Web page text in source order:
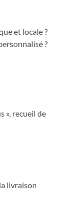
et locale ?
?
», recueil de
livraison